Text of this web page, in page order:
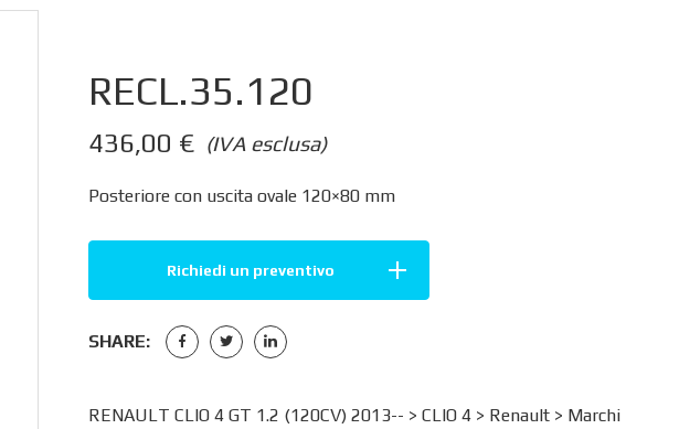
RECL.35.120
(IVA esclusa)
436,00 €
Posteriore con uscita ovale 120×80 mm
Richiedi un preventivo
SHARE:
RENAULT CLIO 4 GT 1.2 (120CV) 2013-- > CLIO 4> Renault> Marchi